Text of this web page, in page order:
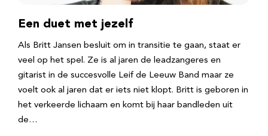
Een duet met jezelf
Als Britt Jansen besluit om in transitie te gaan, staat er
veel op het spel. Ze is al jaren de leadzangeres en
gitarist in de succesvolle Leif de Leeuw Band maar ze
voelt ook al jaren dat er iets niet klopt. Britt is geboren in
het verkeerde lichaam en komt bij haar bandleden uit
de…